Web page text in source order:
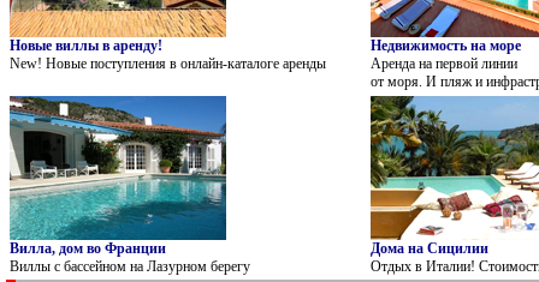
Новые виллы в аренду!
New! Новые поступления в онлайн-каталоге аренды
Недвижимость на море
Аренда на первой линии
от моря. И пляж и
Вилла, дом во Франции
Виллы с бассейном на Лазурном берегу
Дома на Сицилии
Отдых в Италии!